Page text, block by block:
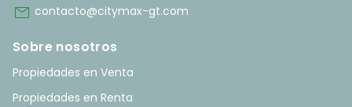
mail contacto@citymax-gt.com
Sobre nosotros
Propiedades en Venta
Propiedades en Renta